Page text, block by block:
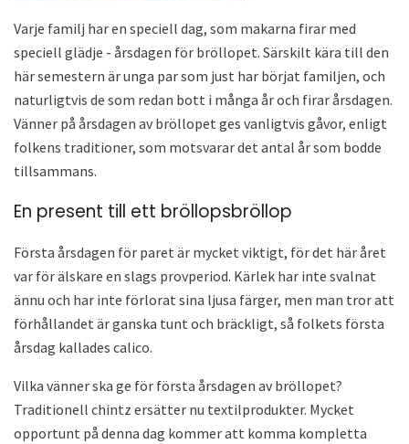
Varje familj har en speciell dag, som makarna firar med
speciell glädje - årsdagen för bröllopet. Särskilt kära till den
här semestern är unga par som just har börjat familjen, och
naturligtvis de som redan bott i många år och firar årsdagen.
Vänner på årsdagen av bröllopet ges vanligtvis gåvor, enligt
folkens traditioner, som motsvarar det antal år som bodde
tillsammans.
En present till ett bröllopsbröllop
Första årsdagen för paret är mycket viktigt, för det här året
var för älskare en slags provperiod. Kärlek har inte svalnat
ännu och har inte förlorat sina ljusa färger, men man tror att
förhållandet är ganska tunt och bräckligt, så folkets första
årsdag kallades calico.
Vilka vänner ska ge för första årsdagen av bröllopet?
Traditionell chintz ersätter nu textilprodukter. Mycket
opportunt på denna dag kommer att komma kompletta